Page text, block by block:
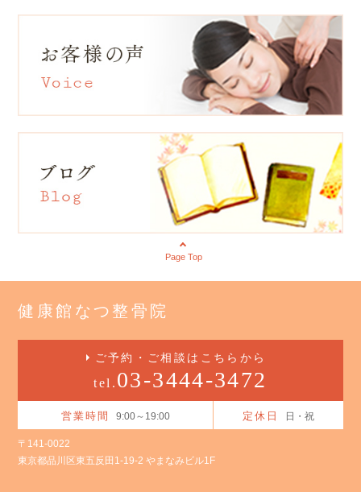
Page Top
健康館なつ整骨院
ご予約・ご相談はこちらから
tel. 03-3444-3472
営業時間 9:00～19:00 定休日 日・祝
〒141-0022
東京都品川区東五反田1-19-2 やまなみビル1F